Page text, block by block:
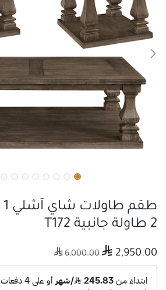
2 طاولة جانبية T172
2,950.00
6,000.00
